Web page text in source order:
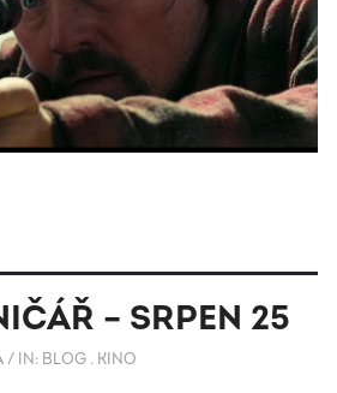
– SRPEN 25
/ IN: BLOG . KINO